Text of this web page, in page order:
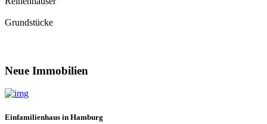
Grundstücke
Neue Immobilien
Einfamilienhaus in Hamburg